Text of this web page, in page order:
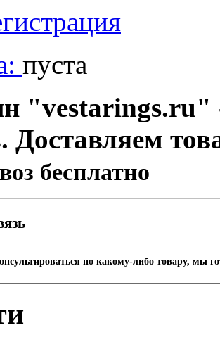
пуста
"vestarings.ru"
Доставляем
бесплатно
по какому-либо товару, мы